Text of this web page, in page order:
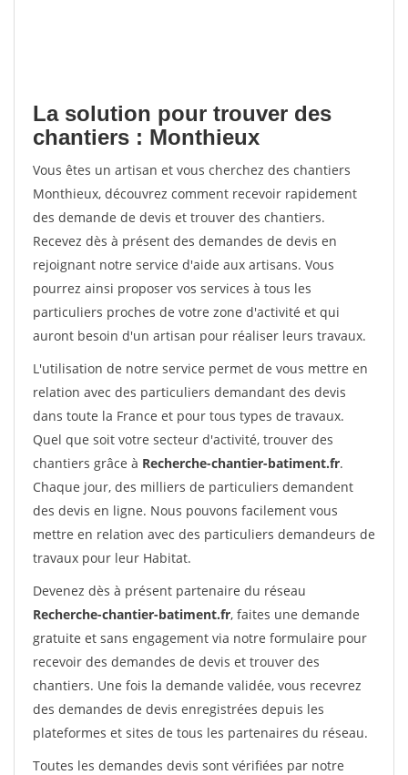
La solution pour trouver des
chantiers : Monthieux
Vous êtes un artisan et vous cherchez des chantiers
Monthieux, découvrez comment recevoir rapidement
des demande de devis et trouver des chantiers.
Recevez dès à présent des demandes de devis en
rejoignant notre service d'aide aux artisans. Vous
pourrez ainsi proposer vos services à tous les
particuliers proches de votre zone d'activité et qui
auront besoin d'un artisan pour réaliser leurs travaux.
L'utilisation de notre service permet de vous mettre en
relation avec des particuliers demandant des devis
dans toute la France et pour tous types de travaux.
Quel que soit votre secteur d'activité, trouver des
chantiers grâce à Recherche-chantier-batiment.fr.
Chaque jour, des milliers de particuliers demandent
des devis en ligne. Nous pouvons facilement vous
mettre en relation avec des particuliers demandeurs de
travaux pour leur Habitat.
Devenez dès à présent partenaire du réseau
Recherche-chantier-batiment.fr, faites une demande
gratuite et sans engagement via notre formulaire pour
recevoir des demandes de devis et trouver des
chantiers. Une fois la demande validée, vous recevrez
des demandes de devis enregistrées depuis les
plateformes et sites de tous les partenaires du réseau.
Toutes les demandes devis sont vérifiées par notre